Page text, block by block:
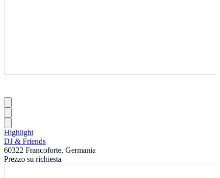
Highlight
DJ & Friends
60322 Francoforte, Germania
Prezzo su richiesta